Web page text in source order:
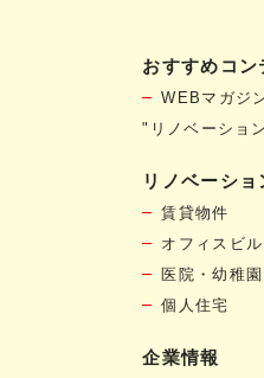
おすすめコン
WEBマガジ
"リノベーショ
リノベーショ
賃貸物件
オフィスビ
医院・幼稚
個人住宅
企業情報